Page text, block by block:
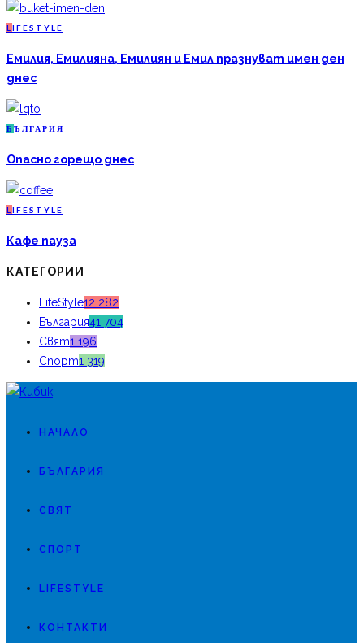
L IFESTYLE
Емилия, Емилияна, Емилиян и Емил празнуват имен ден
днес
Б ЪЛГАРИЯ
Опасно горещо днес
L IFESTYLE
Кафе пауза
КАТЕГОРИИ
LifeStyle12 282
България41 704
Свят1 196
Спорт1 319
НАЧАЛО
БЪЛГАРИЯ
СВЯТ
СПОРТ
LIFESTYLE
КОНТАКТИ